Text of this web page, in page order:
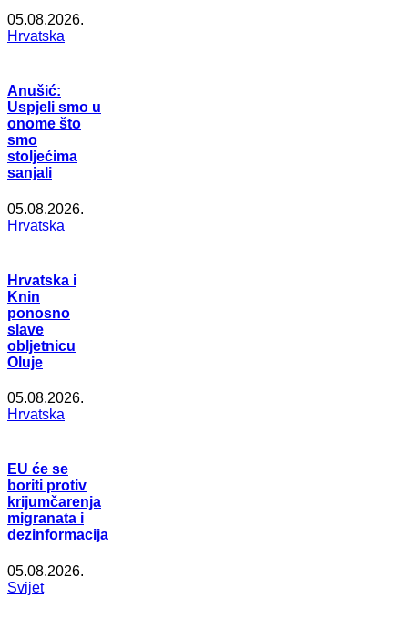
05.08.2026.
Hrvatska
Anušić:
Uspjeli smo u
onome što
smo
stoljećima
sanjali
05.08.2026.
Hrvatska
Hrvatska i
Knin
ponosno
slave
obljetnicu
Oluje
05.08.2026.
Hrvatska
EU će se
boriti protiv
krijumčarenja
migranata i
dezinformacija
05.08.2026.
Svijet